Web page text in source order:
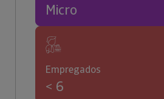
Micro
Empregados
< 6